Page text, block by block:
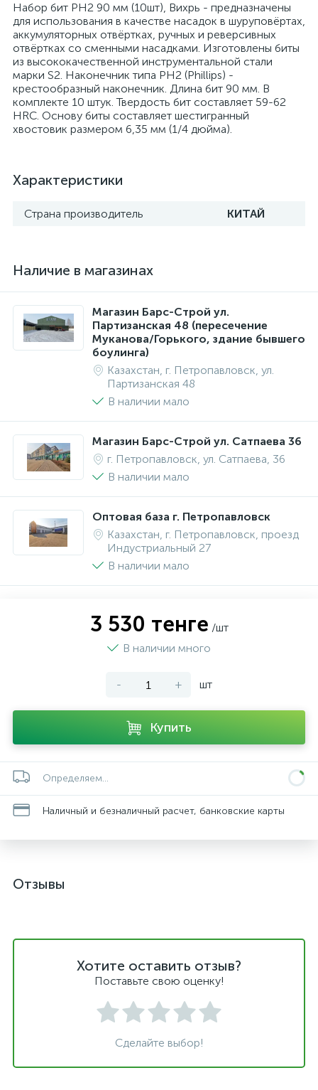
Набор бит PH2 90 мм (10шт), Вихрь - предназначены
для использования в качестве насадок в шуруповёртах,
аккумуляторных отвёртках, ручных и реверсивных
отвёртках со сменными насадками. Изготовлены биты
из высококачественной инструментальной стали
марки S2. Наконечник типа PН2 (Phillips) -
крестообразный наконечник. Длина бит 90 мм. В
комплекте 10 штук. Твердость бит составляет 59-62
HRС. Основу биты составляет шестигранный
хвостовик размером 6,35 мм (1/4 дюйма).
Характеристики
Страна производитель КИТАЙ
Наличие в магазинах
Магазин Барс-Строй ул.
Партизанская 48 (пересечение
Муканова/Горького, здание бывшего
боулинга)
Казахстан, г. Петропавловск, ул.
Партизанская 48
В наличии мало
Магазин Барс-Строй ул. Сатпаева 36
г. Петропавловск, ул. Сатпаева, 36
В наличии мало
Оптовая база г. Петропавловск
Казахстан, г. Петропавловск, проезд
Индустриальный 27
В наличии мало
3 530 тенге /шт
В наличии много
- + шт
Купить
Определяем...
Наличный и безналичный расчет, банковские карты
Отзывы
Хотите оставить отзыв?
Поставьте свою оценку!
Сделайте выбор!